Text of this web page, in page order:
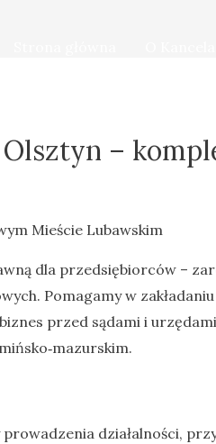
–
Mieście Lubawskim
dla przedsiębiorców –
Pomagamy w
przed sądami i
działalności,